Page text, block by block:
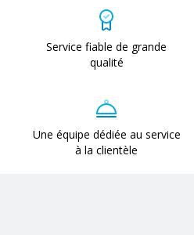
Service fiable de grande
qualité
Une équipe dédiée au service
à la clientèle